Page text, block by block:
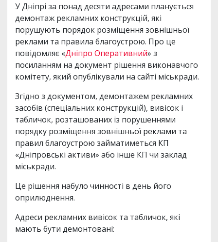
У Дніпрі за понад десяти адресами планується
демонтаж рекламних конструкцій, які
порушують порядок розміщення зовнішньої
реклами та правила благоустрою. Про це
повідомляє «Дніпро Оперативний» з
посиланням на документ рішення виконавчого
комітету, який опублікували на сайті міськради.
Згідно з документом, демонтажем рекламних
засобів (спеціальних конструкцій), вивісок і
табличок, розташованих із порушеннями
порядку розміщення зовнішньої реклами та
правил благоустрою займатиметься КП
«Дніпровські активи» або інше КП чи заклад
міськради.
Це рішення набуло чинності в день його
оприлюднення.
Адреси рекламних вивісок та табличок, які
мають бути демонтовані: